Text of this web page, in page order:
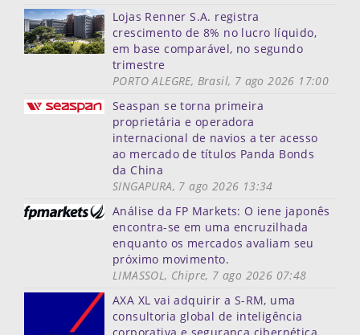
Lojas Renner S.A. registra
crescimento de 8% no lucro líquido,
em base comparável, no segundo
trimestre
PORTO ALEGRE, Brasil, 7 ago 2026 17:00
Seaspan se torna primeira
proprietária e operadora
internacional de navios a ter acesso
ao mercado de títulos Panda Bonds
da China
SINGAPURA, 7 ago 2026 13:34
Análise da FP Markets: O iene japonês
encontra-se em uma encruzilhada
enquanto os mercados avaliam seu
próximo movimento.
LIMASSOL, Chipre, 7 ago 2026 07:48
AXA XL vai adquirir a S-RM, uma
consultoria global de inteligência